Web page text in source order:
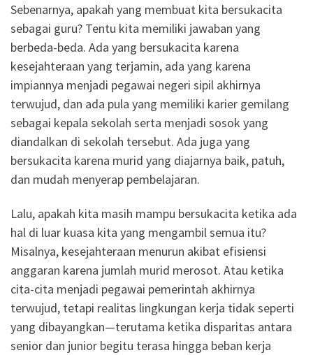
Sebenarnya, apakah yang membuat kita bersukacita
sebagai guru? Tentu kita memiliki jawaban yang
berbeda-beda. Ada yang bersukacita karena
kesejahteraan yang terjamin, ada yang karena
impiannya menjadi pegawai negeri sipil akhirnya
terwujud, dan ada pula yang memiliki karier gemilang
sebagai kepala sekolah serta menjadi sosok yang
diandalkan di sekolah tersebut. Ada juga yang
bersukacita karena murid yang diajarnya baik, patuh,
dan mudah menyerap pembelajaran.
Lalu, apakah kita masih mampu bersukacita ketika ada
hal di luar kuasa kita yang mengambil semua itu?
Misalnya, kesejahteraan menurun akibat efisiensi
anggaran karena jumlah murid merosot. Atau ketika
cita-cita menjadi pegawai pemerintah akhirnya
terwujud, tetapi realitas lingkungan kerja tidak seperti
yang dibayangkan—terutama ketika disparitas antara
senior dan junior begitu terasa hingga beban kerja